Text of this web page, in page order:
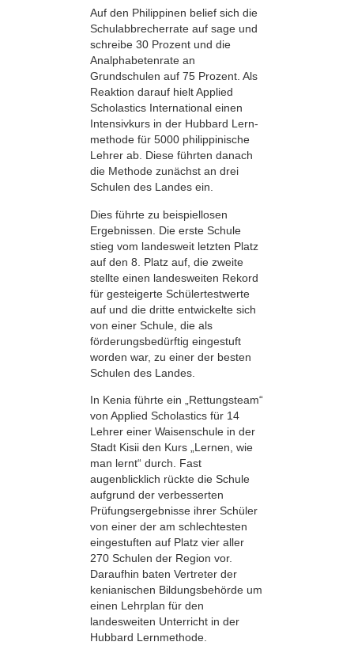
Auf den Philippinen belief sich die
Schulabbrecherrate auf sage und
schreibe 30 Prozent und die
Analphabetenrate an
Grundschulen auf 75 Prozent. Als
Reaktion darauf hielt Applied
Scholastics International einen
Intensivkurs in der Hubbard Lern­
methode für 5000 philippinische
Lehrer ab. Diese führten danach
die Methode zunächst an drei
Schulen des Landes ein.
Dies führte zu beispiellosen
Ergebnissen. Die erste Schule
stieg vom landesweit letzten Platz
auf den 8. Platz auf, die zweite
stellte einen landesweiten Rekord
für gesteigerte Schülertestwerte
auf und die dritte entwickelte sich
von einer Schule, die als
förderungsbedürftig eingestuft
worden war, zu einer der besten
Schulen des Landes.
In Kenia führte ein „Rettungsteam“
von Applied Scholastics für 14
Lehrer einer Waisenschule in der
Stadt Kisii den Kurs „Lernen, wie
man lernt“ durch. Fast
augenblicklich rückte die Schule
aufgrund der verbesserten
Prüfungsergebnisse ihrer Schüler
von einer der am schlechtesten
eingestuften auf Platz vier aller
270 Schulen der Region vor.
Daraufhin baten Vertreter der
kenianischen Bildungsbehörde um
einen Lehrplan für den
landesweiten Unterricht in der
Hubbard Lernmethode.